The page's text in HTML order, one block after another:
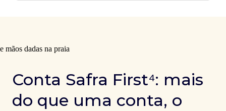
Conta Safra First⁴: mais
do que uma conta, o